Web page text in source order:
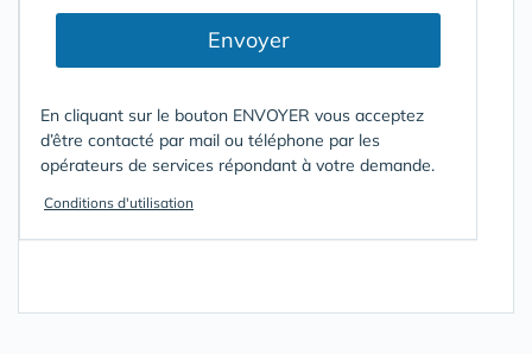
Envoyer
En cliquant sur le bouton ENVOYER vous acceptez
d’être contacté par mail ou téléphone par les
opérateurs de services répondant à votre demande.
Conditions d'utilisation